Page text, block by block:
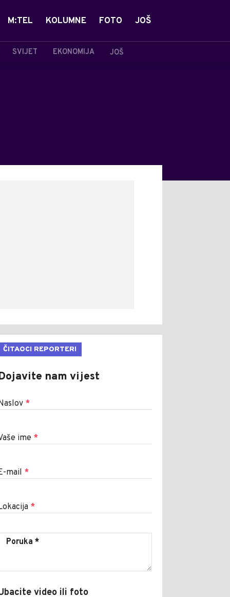
SVIJET EKONOMIJA JOŠ
M:TEL KOLUMNE FOTO JOŠ
ČITAOCI REPORTERI
nam vijest
*
ime *
mail *
*
video ili foto